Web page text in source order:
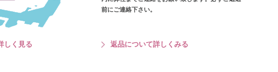
しく見る
前にご連絡下さい。
返品について詳しくみる